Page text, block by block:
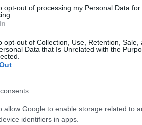
opt-out of processing my Personal Data for
opt-out of Collection, Use, Retention, Sale,
Data that Is Unrelated with the
allow Google to enable storage related to
identifiers in apps.
Εβδομάδα που Ανακάτεψε